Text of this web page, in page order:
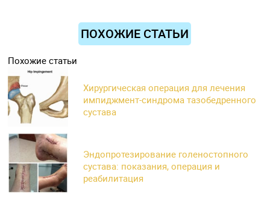
ПОХОЖИЕ СТАТЬИ
Похожие статьи
Хирургическая операция для лечения
импиджмент-синдрома тазобедренного
сустава
Эндопротезирование голеностопного
сустава: показания, операция и
реабилитация